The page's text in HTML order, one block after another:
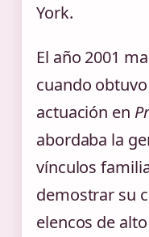
York.
El año 2001
cuando
actuación en
abordaba la
vínculos
demostrar su
elencos de